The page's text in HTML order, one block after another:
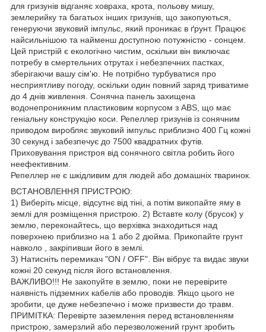
для гризунів відганяє ховраха, крота, польову мишу,
землерийку та багатьох інших гризунів, що закопуються,
генеруючи звуковий імпульс, який проникає в ґрунт. Працює
найсильнішою та найменш доступною потужністю - сонцем.
Цей пристрій є екологічно чистим, оскільки він виключає
потребу в смертельних отрутах і небезпечних пастках,
зберігаючи вашу сім'ю. Не потрібно турбуватися про
несприятливу погоду, оскільки один повний заряд триватиме
до 4 днів живлення. Сонячна панель захищена
водонепроникним пластиковим корпусом з ABS, що має
геніальну конструкцію коси. Репеллер гризунів із сонячним
приводом виробляє звуковий імпульс приблизно 400 Гц кожні
30 секунд і забезпечує до 7500 квадратних футів.
Приховування пристроя від сонячного світла робить його
неефективним.
Репеллер не є шкідливим для людей або домашніх тваринок.
ВСТАНОВЛЕННЯ ПРИСТРОЮ:
1) Виберіть місце, відсутнє від тіні, а потім викопайте яму в
землі для розміщення пристрою. 2) Вставте колу (брусок) у
землю, переконайтесь, що верхівка знаходиться над
поверхнею приблизно на 1 або 2 дюйма. Прикопайте грунт
навколо , закріпивши його в землі.
3) Натисніть перемикач "ON / OFF". Він вібрує та видає звуки
кожні 20 секунд після його встановлення.
ВАЖЛИВО!!! Не закопуйте в землю, поки не перевірите
наявність підземних кабелів або проводів. Якщо цього не
зробити, це дуже небезпечно і може призвести до травм.
ПРИМІТКА: Перевірте заземлення перед встановленням
пристрою, замерзлий або перезволожений грунт зробить